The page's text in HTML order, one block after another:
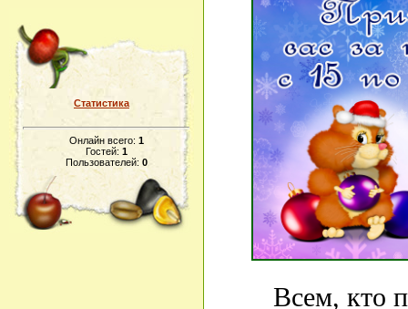
Статистика
Онлайн всего: 1
Гостей: 1
Пользователей: 0
Всем, кто